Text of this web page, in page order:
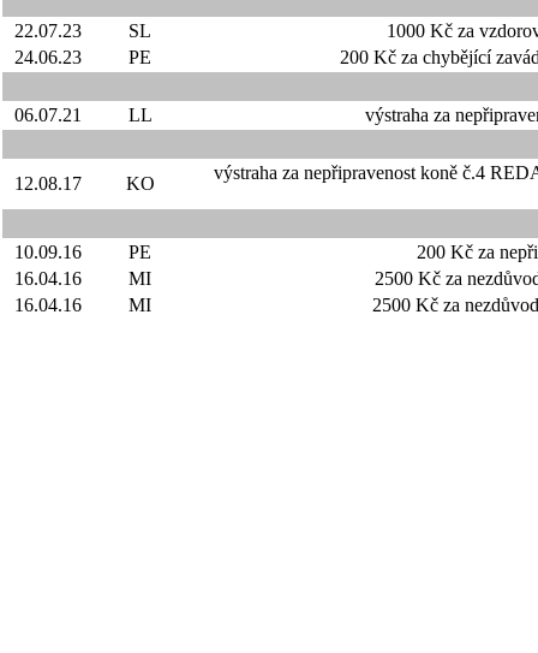
22.07.23 SL
1000 Kč za
24.06.23
PE 200 Kč za chybějící
06.07.21 LL výstraha za
12.08.17 KO
výstraha za nepřipravenost koně č.4
10.09.16 PE
200 Kč za
16.04.16
MI
2500 Kč za
16.04.16
MI 2500 Kč za